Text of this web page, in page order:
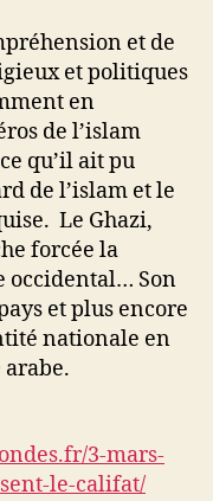
et de
et politiques
en
de l’islam
qu’il ait pu
de l’islam et le
Le Ghazi,
forcée la
occidental… Son
et plus encore
nationale en
3-mars-
le-califat/